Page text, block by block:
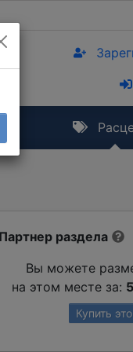
Партнер раздела
Вы можете
на этом месте за:
Купить